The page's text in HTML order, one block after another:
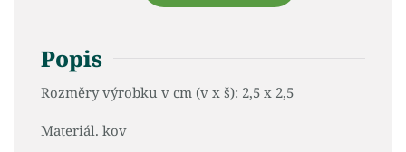
Popis
Rozměry výrobku v cm (v x š): 2,5 x 2,5
Materiál. kov